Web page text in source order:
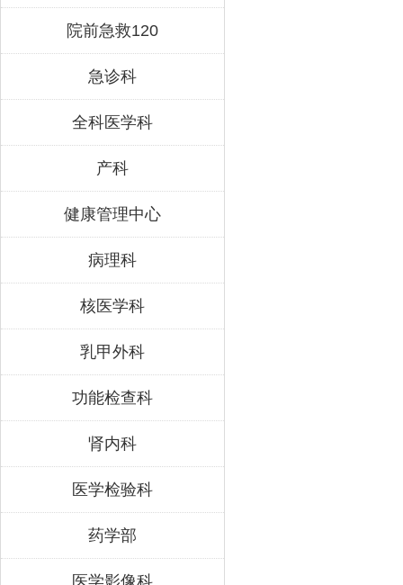
院前急救120
急诊科
全科医学科
产科
健康管理中心
病理科
核医学科
乳甲外科
功能检查科
肾内科
医学检验科
药学部
医学影像科